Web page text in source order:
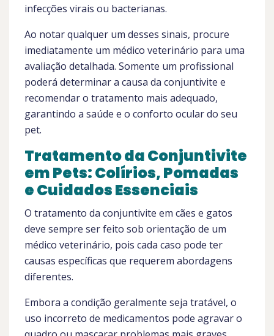
infecções virais ou bacterianas.
Ao notar qualquer um desses sinais, procure
imediatamente um médico veterinário para uma
avaliação detalhada. Somente um profissional
poderá determinar a causa da conjuntivite e
recomendar o tratamento mais adequado,
garantindo a saúde e o conforto ocular do seu
pet.
Tratamento da Conjuntivite
em Pets: Colírios, Pomadas
e Cuidados Essenciais
O tratamento da conjuntivite em cães e gatos
deve sempre ser feito sob orientação de um
médico veterinário, pois cada caso pode ter
causas específicas que requerem abordagens
diferentes.
Embora a condição geralmente seja tratável, o
uso incorreto de medicamentos pode agravar o